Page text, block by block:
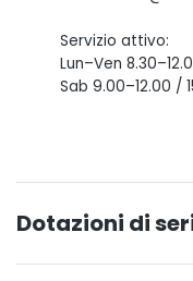
Servizio attivo:
Lun–Ven
Sab 9.00–12.00 /
Dotazioni di